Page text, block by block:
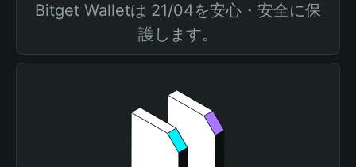
Bitget Walletは 21/04を安心・安全に保
護します。